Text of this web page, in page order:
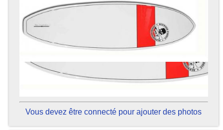
Vous devez être connecté pour ajouter des photos